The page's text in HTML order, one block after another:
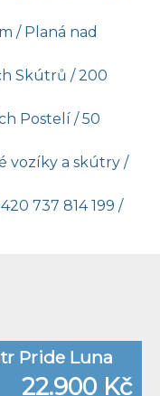
/ Planá nad
Skútrů / 200
Postelí / 50
vozíky a skútry /
737 814 199 /
Pride Luna
22.900 Kč